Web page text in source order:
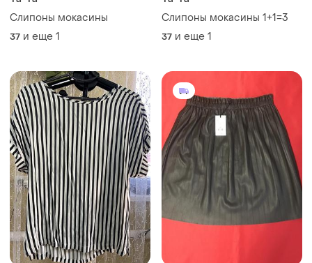
Слипоны мокасины
37 и еще 1
Слипоны мокасины 1+1=3
37 и еще 1